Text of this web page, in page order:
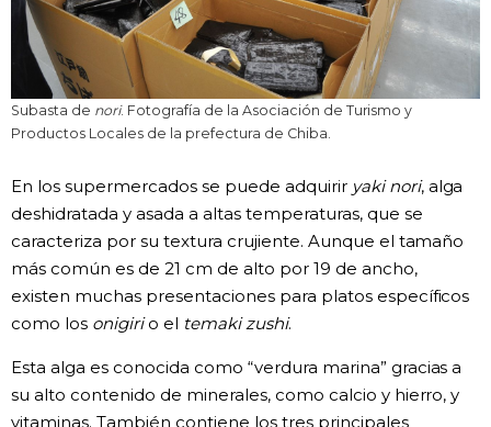
Subasta de nori. Fotografía de la Asociación de Turismo y
Productos Locales de la prefectura de Chiba.
En los supermercados se puede adquirir yaki nori, alga
deshidratada y asada a altas temperaturas, que se
caracteriza por su textura crujiente. Aunque el tamaño
más común es de 21 cm de alto por 19 de ancho,
existen muchas presentaciones para platos específicos
como los onigirio el temaki zushi.
Esta alga es conocida como “verdura marina” gracias a
su alto contenido de minerales, como calcio y hierro, y
vitaminas. También contiene los tres principales